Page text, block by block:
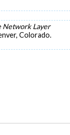
Network Layer
Colorado.